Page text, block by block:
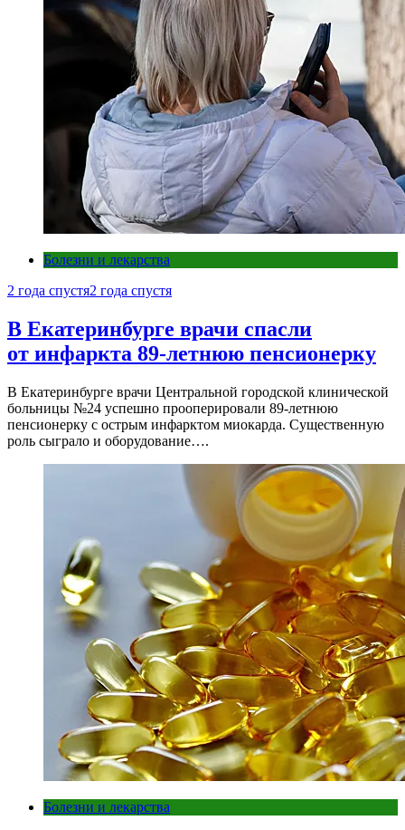
Болезни и лекарства
2 года спустя2 года спустя
В Екатеринбурге врачи спасли
от инфаркта 89-летнюю пенсионерку
В Екатеринбурге врачи Центральной городской клинической
больницы №24 успешно прооперировали 89-летнюю
пенсионерку с острым инфарктом миокарда. Существенную
роль сыграло и оборудование….
Болезни и лекарства